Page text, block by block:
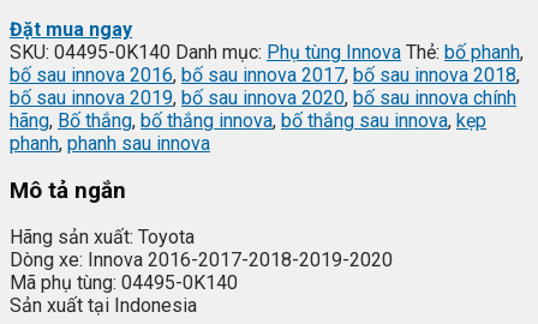
Đặt mua ngay
SKU: 04495-0K140 Danh mục: Phụ tùng Innova Thẻ: bố phanh,
bố sau innova 2016, bố sau innova 2017, bố sau innova 2018,
bố sau innova 2019, bố sau innova 2020, bố sau innova chính
hãng, Bố thắng, bố thắng innova, bố thắng sau innova, kẹp
phanh, phanh sau innova
Mô tả ngắn
Hãng sản xuất: Toyota
Dòng xe: Innova 2016-2017-2018-2019-2020
Mã phụ tùng: 04495-0K140
Sản xuất tại Indonesia